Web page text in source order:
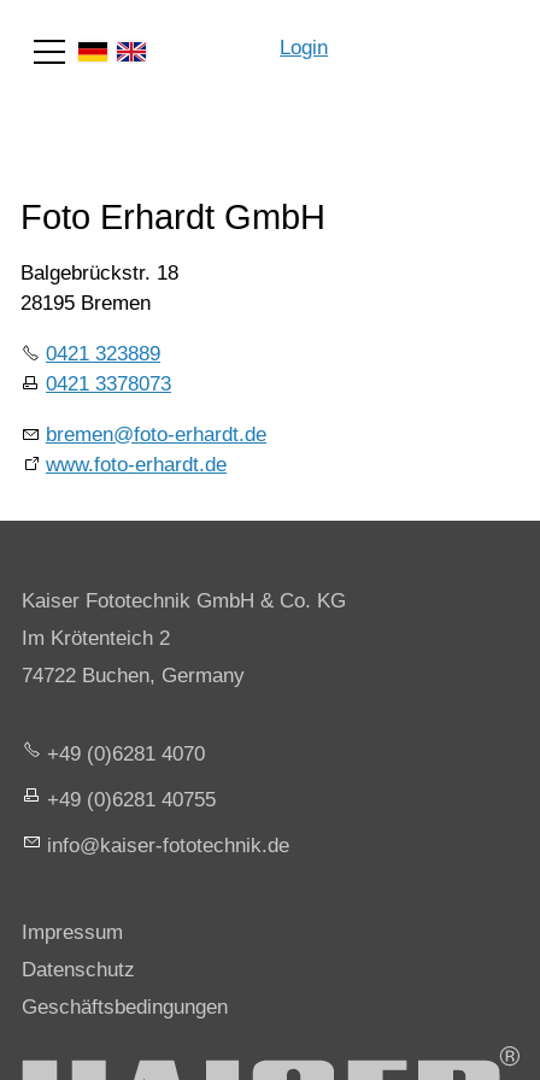
Login
Foto Erhardt GmbH
Balgebrückstr. 18
28195 Bremen
0421 323889
0421 3378073
bremen@foto-erhardt.de
www.foto-erhardt.de
Kaiser Fototechnik GmbH & Co. KG
Im Krötenteich 2
74722 Buchen, Germany
+49 (0)6281 4070
+49 (0)6281 40755
nf
k s r-f t t chn k d
Impressum
Datenschutz
Geschäftsbedingungen